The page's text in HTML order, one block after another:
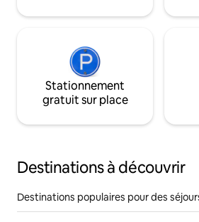
Stationnement
gratuit sur place
Destinations à découvrir
Destinations populaires pour des